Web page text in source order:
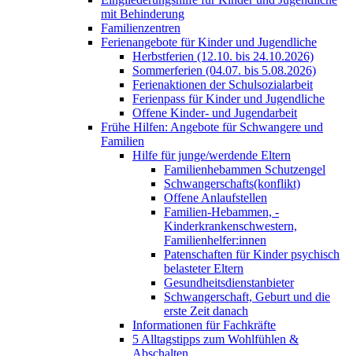
mit Behinderung
Familienzentren
Ferienangebote für Kinder und Jugendliche
Herbstferien (12.10. bis 24.10.2026)
Sommerferien (04.07. bis 5.08.2026)
Ferienaktionen der Schulsozialarbeit
Ferienpass für Kinder und Jugendliche
Offene Kinder- und Jugendarbeit
Frühe Hilfen: Angebote für Schwangere und
Familien
Hilfe für junge/werdende Eltern
Familienhebammen Schutzengel
Schwangerschafts(konflikt)
Offene Anlaufstellen
Familien-Hebammen, -
Kinderkrankenschwestern,
Familienhelfer:innen
Patenschaften für Kinder psychisch
belasteter Eltern
Gesundheitsdienstanbieter
Schwangerschaft, Geburt und die
erste Zeit danach
Informationen für Fachkräfte
5 Alltagstipps zum Wohlfühlen &
Abschalten